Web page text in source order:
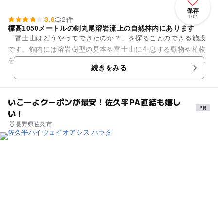
保存
102
3.8
2件
標高1050メートルの剣丸尾溶岩流上の自然林内にあります
「富士山はどうやってできたのか？」を探ることのできる施設
です。館内には溶岩樹型の見本や富士山に生息する動物や植物
を垂直分布で概観できる富士山の自然の豊かさを知ることがで
きるはず。工作が好きなお子...続きをみる
いこーよクーポンが最安！佐久平PA直結も嬉し
い！
長野県佐久市